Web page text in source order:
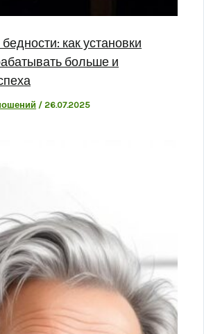
как установки
больше и
/ 26.07.2025